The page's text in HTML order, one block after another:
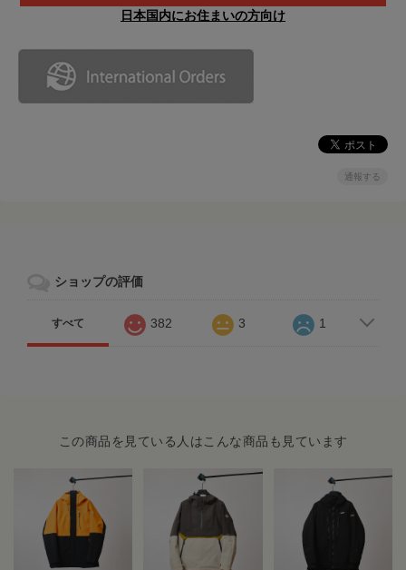
日本国内にお住まいの方向け
通報する
ショップの評価
すべて 382 3 1
この商品を見ている人はこんな商品も見ています